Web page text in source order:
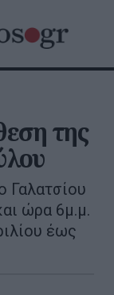
της
Γαλατσίου
ώρα 6μ.μ.
έως